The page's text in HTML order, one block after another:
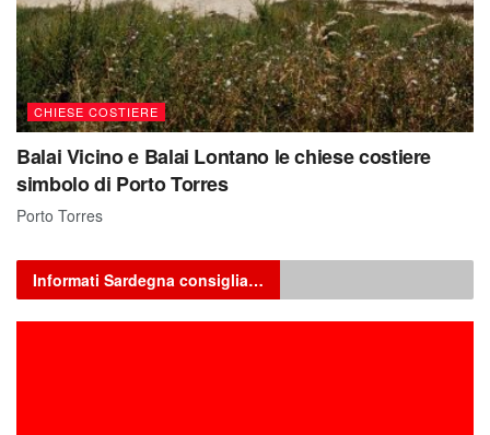
CHIESE COSTIERE
Balai Vicino e Balai Lontano le chiese costiere
simbolo di Porto Torres
Porto Torres
Informati Sardegna consiglia…